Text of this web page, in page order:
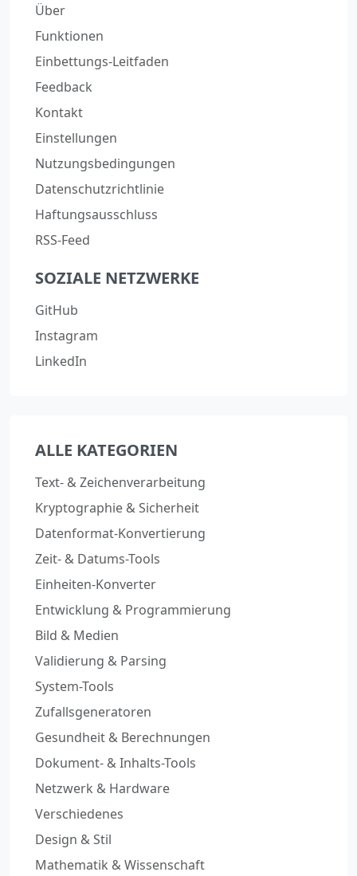
Über
Funktionen
Einbettungs-Leitfaden
Feedback
Kontakt
Einstellungen
Nutzungsbedingungen
Datenschutzrichtlinie
Haftungsausschluss
RSS-Feed
SOZIALE NETZWERKE
GitHub
Instagram
LinkedIn
ALLE KATEGORIEN
Text- & Zeichenverarbeitung
Kryptographie & Sicherheit
Datenformat-Konvertierung
Zeit- & Datums-Tools
Einheiten-Konverter
Entwicklung & Programmierung
Bild & Medien
Validierung & Parsing
System-Tools
Zufallsgeneratoren
Gesundheit & Berechnungen
Dokument- & Inhalts-Tools
Netzwerk & Hardware
Verschiedenes
Design & Stil
Mathematik & Wissenschaft